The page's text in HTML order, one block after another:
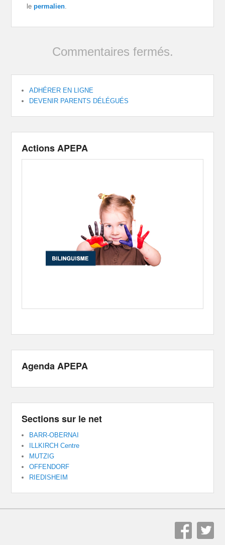
lepermalien
Commentaires fermés.
ADHÉRER EN LIGNE
DEVENIR PARENTS DÉLÉGUÉS
Actions APEPA
Agenda APEPA
Sections sur le net
BARR-OBERNAI
ILLKIRCH Centre
MUTZIG
OFFENDORF
RIEDISHEIM